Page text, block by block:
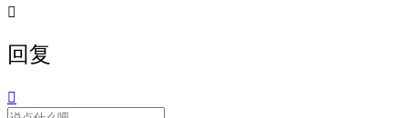

回复
